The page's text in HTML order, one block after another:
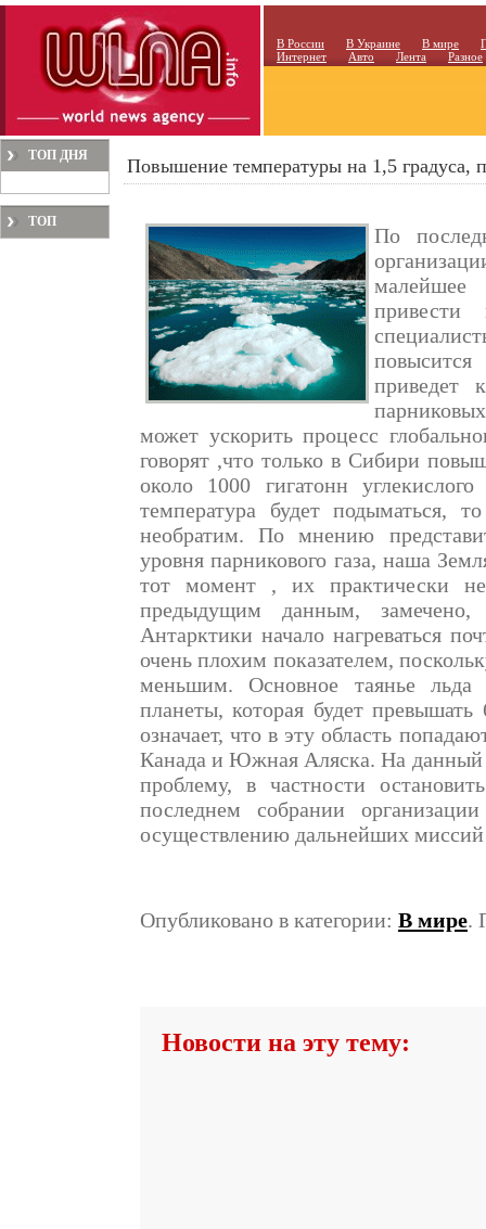
В России В Украине В мире
Интернет
Авто Лента Разное
ТОП ДНЯ
ТОП
Повышение температуры на 1,5 градуса,
По
привести
приведет
может ускорить процесс
говорят ,что только в Сибири
около 1000 гигатонн
температура будет подыматься,
необратим. По мнению
уровня парникового газа, наша
тот момент , их практически
предыдущим данным,
Антарктики начало нагреваться
очень плохим показателем,
меньшим. Основное таянье льда
планеты, которая будет
означает, что в эту область
Канада и Южная Аляска. На данный
проблему, в частности
последнем собрании
осуществлению дальнейших
Опубликовано в категории: В мире.
Новости на эту тему: